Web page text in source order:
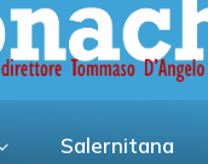
Salernitana